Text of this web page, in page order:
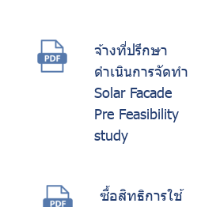
จ้างที่ปรึกษา
ดำเนินการจัดทำ
Solar Facade
Pre Feasibility
study
ซื้อสิทธิการใช้